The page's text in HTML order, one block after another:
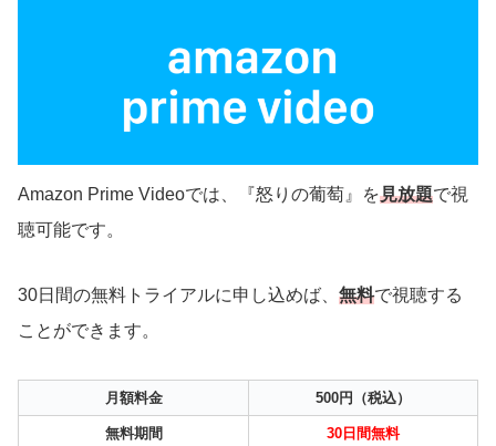
Amazon Prime Videoでは、『怒りの葡萄』を見放題で視
聴可能です。
30日間の無料トライアルに申し込めば、 無料で視聴する
ことができます。
月額料金 500円（税込）
無料期間 30日間無料